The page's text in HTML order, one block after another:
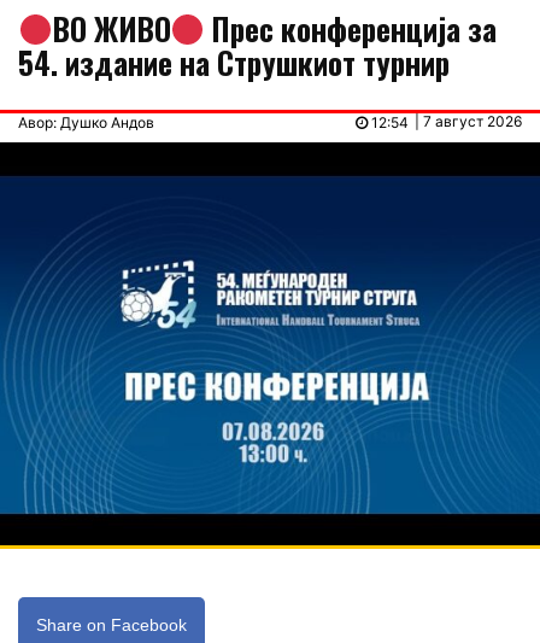
ВО ЖИВО Прес конференција за
54. издание на Струшкиот турнир
Авор: Душко Андов | 7 август 2026
12:54
Share on Facebook